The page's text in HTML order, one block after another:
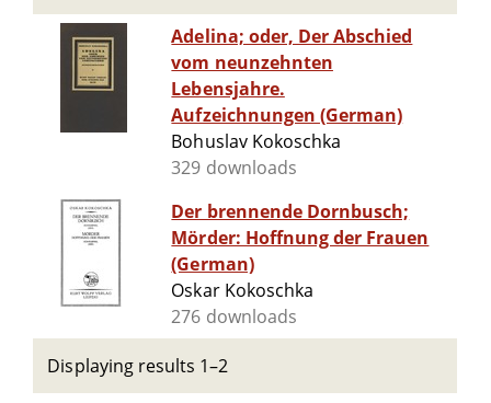
Adelina; oder, Der Abschied
vom neunzehnten
Lebensjahre.
Aufzeichnungen (German)
Bohuslav Kokoschka
329 downloads
Der brennende Dornbusch;
Mörder: Hoffnung der Frauen
(German)
Oskar Kokoschka
276 downloads
Displaying results 1–2